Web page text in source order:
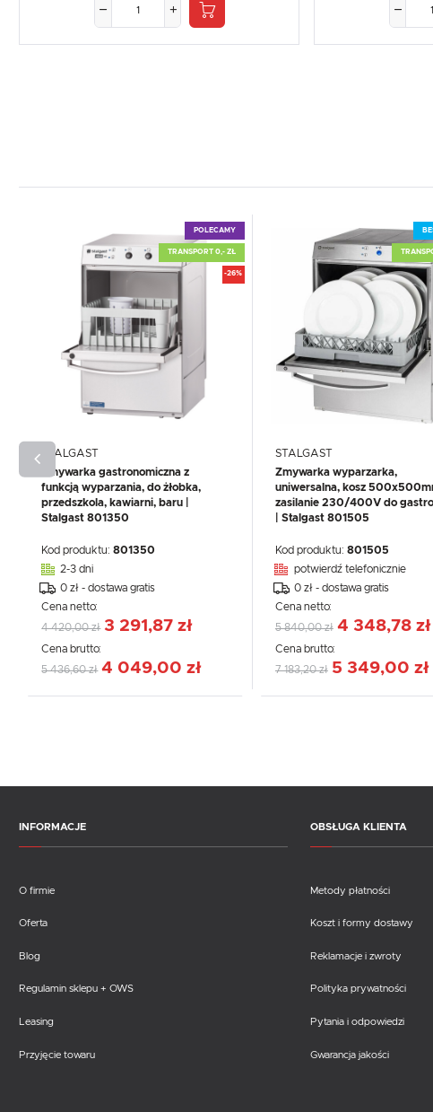
POLECAMY
TRANSPORT 0,- ZŁ
-26%
STALGAST
Zmywarka gastronomiczna z
funkcją wyparzania, do żłobka,
przedszkola, kawiarni, baru |
Stalgast 801350
Kod produktu:801350
2-3 dni
0 zł - dostawa gratis
Cena netto:
4 420,00 zł 3 291,87 zł
Cena brutto:
5 436,60 zł 4 049,00 zł
STALGAST
Zmywarka wyparzarka,
uniwersalna, kosz
zasilanie 230/400V do
| Stalgast 801505
Kod produktu: 801505
potwierdź telefonicznie
0 zł - dostawa gratis
Cena netto:
5 840,00 zł 4 348,78 zł
Cena brutto:
7 183,20 zł 5 349,00 zł
INFORMACJE
O firmie
Oferta
Blog
Regulamin sklepu + OWS
Leasing
Przyjęcie towaru
OBSŁUGA KLIENTA
Metody płatności
Koszt i formy dostawy
Reklamacje i zwroty
Polityka prywatności
Pytania i odpowiedzi
Gwarancja jakości